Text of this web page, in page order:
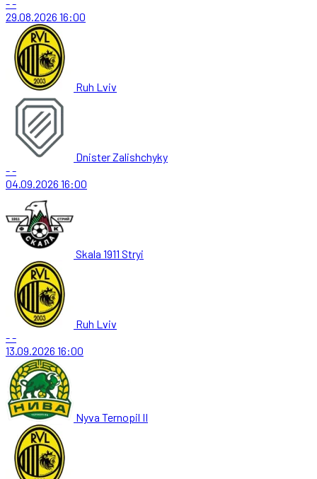
--
29.08.2026 16:00
Ruh Lviv
Dnister Zalishchyky
--
04.09.2026 16:00
Skala 1911 Stryi
Ruh Lviv
--
13.09.2026 16:00
Nyva Ternopil II